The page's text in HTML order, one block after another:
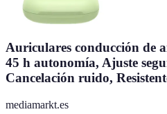
Auriculares conducción de
45 h autonomía, Ajuste
Cancelación ruido,
mediamarkt.es